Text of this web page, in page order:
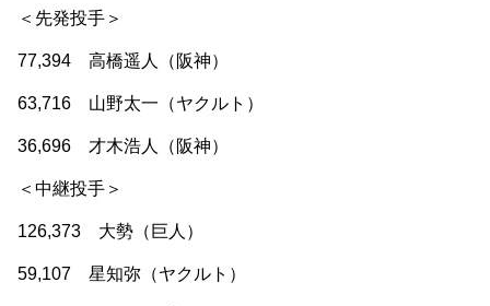
＜先発投手＞
77,394 高橋遥人（阪神）
63,716 山野太一（ヤクルト）
36,696 才木浩人（阪神）
＜中継投手＞
126,373 大勢（巨人）
59,107 星知弥（ヤクルト）